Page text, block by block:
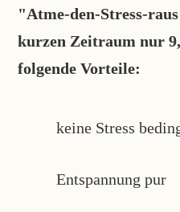
"Atme-den-Stress-
kurzen Zeitraum nur
folgende Vorteile:
keine Stress
Entspannung pur